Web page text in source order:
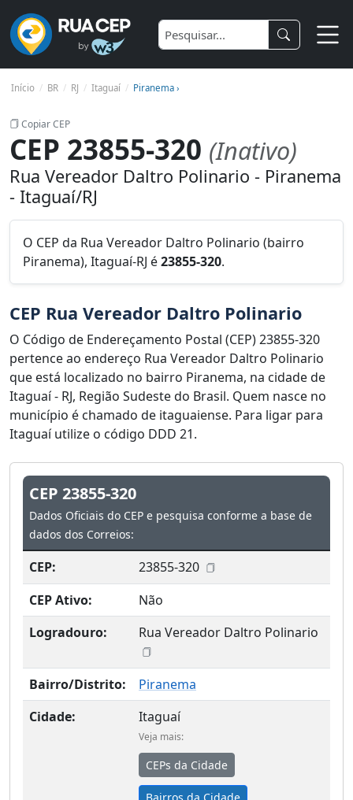
Início BR RJ Itaguaí Piranema ›
Copiar CEP
CEP 23855-320 (Inativo)
Rua Vereador Daltro Polinario - Piranema
- Itaguaí/RJ
O CEP da Rua Vereador Daltro Polinario (bairro
Piranema), Itaguaí-RJ é23855-320.
CEP Rua Vereador Daltro Polinario
O Código de Endereçamento Postal (CEP) 23855-320
pertence ao endereço Rua Vereador Daltro Polinario
que está localizado no bairro Piranema, na cidade de
Itaguaí - RJ, Região Sudeste do Brasil. Quem nasce no
município é chamado de itaguaiense. Para ligar para
Itaguaí utilize o código DDD 21.
CEP 23855-320
Dados Oficiais do CEP e pesquisa conforme a base de
dados dos Correios:
CEP:
23855-320
CEP Ativo:
Não
Logradouro:
Rua Vereador Daltro Polinario
Bairro/Distrito:
Piranema
Cidade:
Itaguaí
Veja mais:
CEPs da Cidade